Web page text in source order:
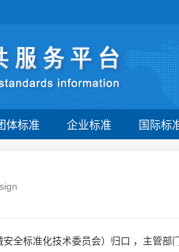
体标准 企业标准 国际标
安全标准化技术委员会）归口 ，主管部